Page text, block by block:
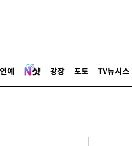
연예 광장 포토 TV뉴시스